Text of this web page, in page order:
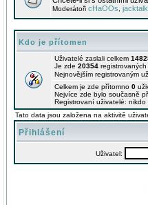
Moderátoři cHaOOs
Kdo je přítomen
Uživatelé zaslali celkem
Je zde 20354 registrovaných
Nejnovějším registrovaným
Celkem je zde přítomno 0
Nejvíce zde bylo současně
Registrovaní uživatelé:
Tato data jsou založena na aktivitě
Přihlášení
Uživatel: